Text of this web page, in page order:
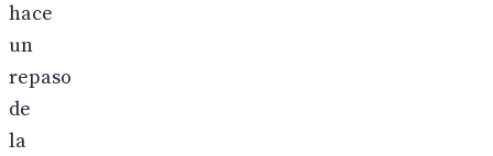
hace
un
repaso
de
la